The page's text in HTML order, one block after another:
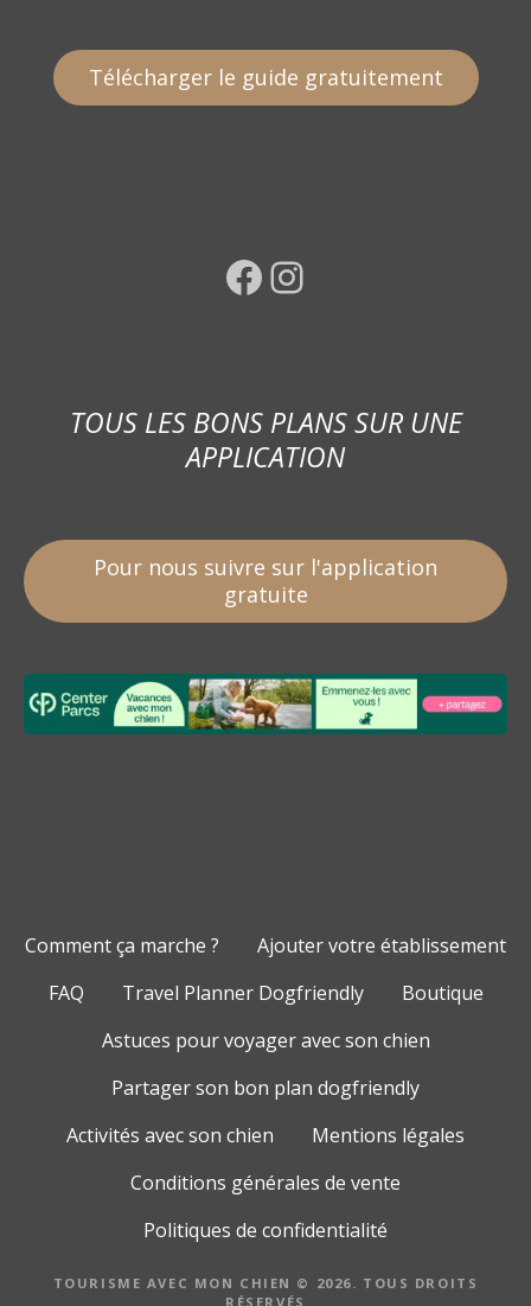
Télécharger le guide gratuitement
Facebook Instagram
TOUS LES BONS PLANS SUR UNE
APPLICATION
Pour nous suivre sur l'application
gratuite
Comment ça marche ?
Ajouter votre établissement
FAQ
Travel Planner Dogfriendly
Boutique
Astuces pour voyager avec son chien
Partager son bon plan dogfriendly
Activités avec son chien
Mentions légales
Conditions générales de vente
Politiques de confidentialité
TOURISME AVEC MON CHIEN © 2026. TOUS DROITS
RÉSERVÉS